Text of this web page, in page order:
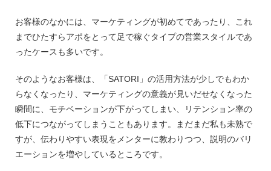
お客様のなかには、マーケティングが初めてであったり、これ
までひたすらアポをとって足で稼ぐタイプの営業スタイルであ
ったケースも多いです。
そのようなお客様は、「SATORI」の活用方法が少しでもわか
らなくなったり、マーケティングの意義が見いだせなくなった
瞬間に、モチベーションが下がってしまい、リテンション率の
低下につながってしまうこともあります。まだまだ私も未熟で
すが、伝わりやすい表現をメンターに教わりつつ、説明のバリ
エーションを増やしているところです。